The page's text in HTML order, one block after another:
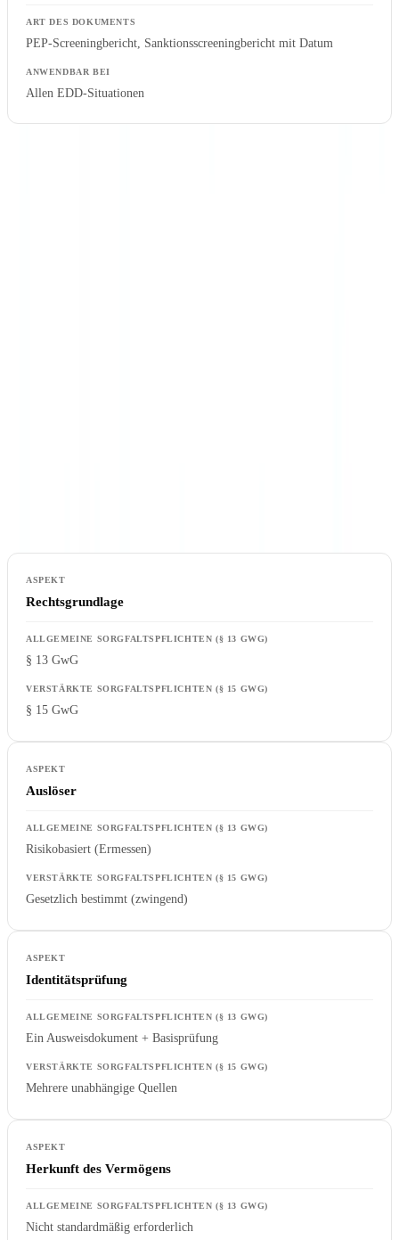
PEP-Screeningbericht, Sanktionsscreeningbericht mit Datum
Allen EDD-Situationen
Rechtsgrundlage
§ 13 GwG
§ 15 GwG
Auslöser
Risikobasiert (Ermessen)
Gesetzlich bestimmt (zwingend)
Identitätsprüfung
Ein Ausweisdokument + Basisprüfung
Mehrere unabhängige Quellen
Herkunft des Vermögens
Nicht standardmäßig erforderlich